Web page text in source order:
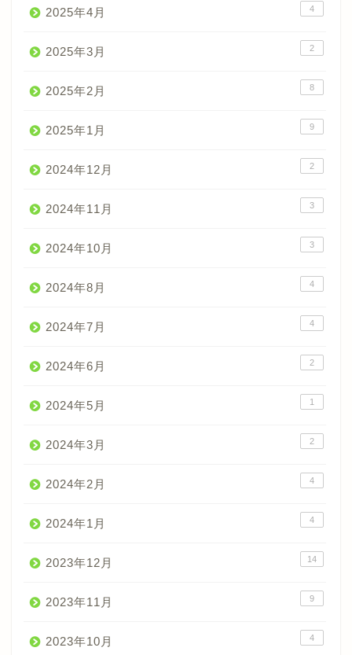
2025年4月 4
2025年3月 2
2025年2月 8
2025年1月 9
2024年12月 2
2024年11月 3
2024年10月 3
2024年8月 4
2024年7月 4
2024年6月 2
2024年5月 1
2024年3月 2
2024年2月 4
2024年1月 4
2023年12月 14
2023年11月 9
2023年10月 4